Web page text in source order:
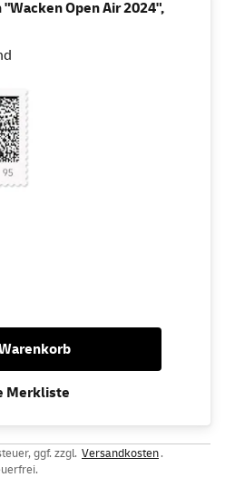
Open Air 2024",
Merkliste
ggf. zzgl. Versandkosten.